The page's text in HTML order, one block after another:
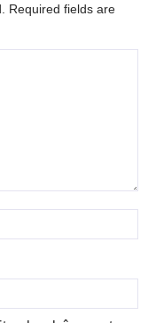
Required fields are